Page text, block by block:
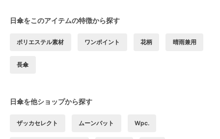
日傘をこのアイテムの特徴から探す
ポリエステル素材 ワンポイント 花柄 晴雨兼用
長傘
日傘を他ショップから探す
ザッカセレクト ムーンバット Wpc.